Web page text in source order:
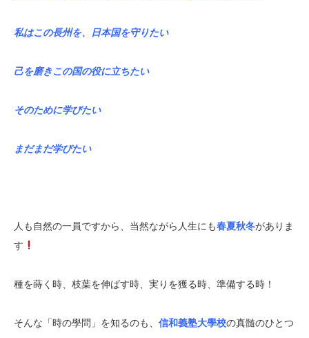
私はこの長州を、日本国を守りたい
己を磨きこの国の役に立ちたい
そのために学びたい
まだまだ学びたい
人も自然の一員ですから、当然ながら人生にも春夏秋冬がありま
す
種を蒔く時、枝葉を伸ばす時、実りを獲る時、準備する時！
そんな「時の學問」を知るのも、 信和義塾大學校の真髄のひとつ